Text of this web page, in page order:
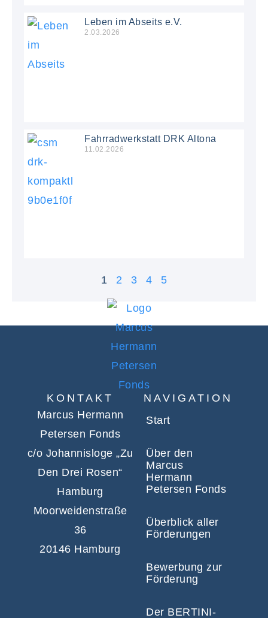
Leben im Abseits e.V.
2.03.2026
Fahrradwerkstatt DRK Altona
11.02.2026
1 2 3 4 5
KONTAKT
Marcus Hermann
Petersen Fonds
c/o Johannisloge „Zu
Den Drei Rosen“
Hamburg
Moorweidenstraße
36
20146 Hamburg
NAVIGATION
Start
Über den
Marcus
Hermann
Petersen Fonds
Überblick aller
Förderungen
Bewerbung zur
Förderung
Der BERTINI-